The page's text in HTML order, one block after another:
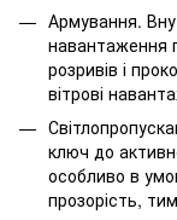
Армування.
навантаження
розривів і
вітрові
ключ до
особливо в
прозорість,